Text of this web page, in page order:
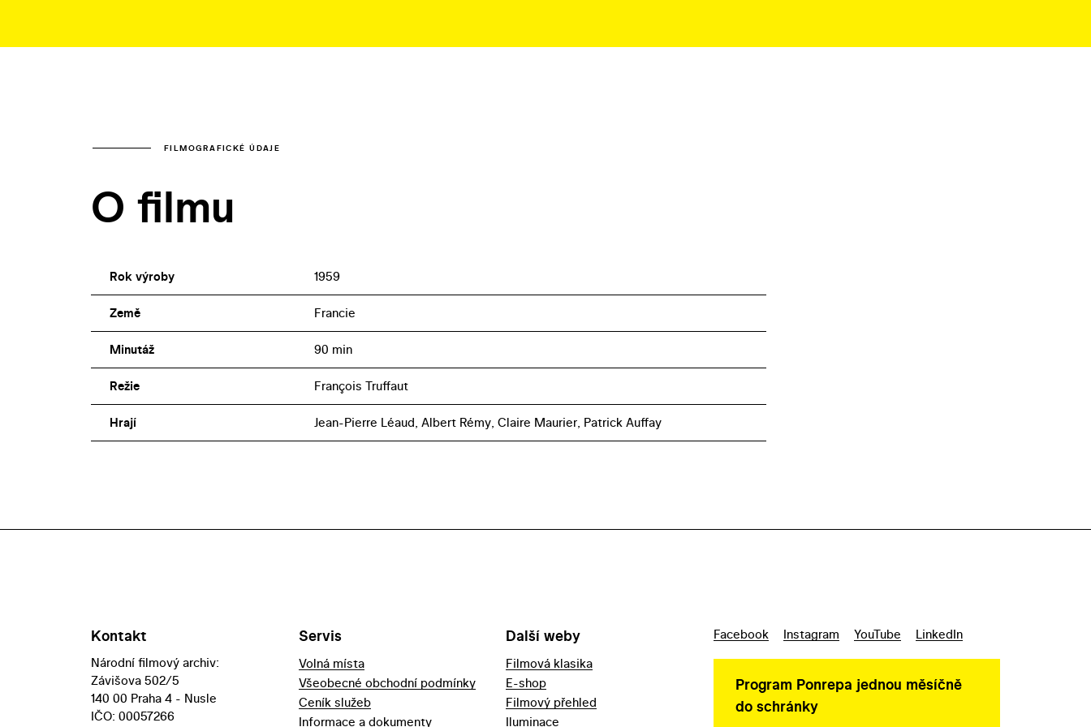
FILMOGRAFICKÉ ÚDAJE
O filmu
Rok výroby 1959
Země Francie
Minutáž 90 min
Režie François Truffaut
Hrají Jean-Pierre Léaud, Albert Rémy, Claire Maurier, Patrick Auffay
Kontakt
Národní filmový archiv:
Závišova 502/5
140 00 Praha 4 - Nusle
IČO: 00057266
Servis
Volná místa
Všeobecné obchodní podmínky
Ceník služeb
Informace a dokumenty
Další weby
Filmová klasika
E-shop
Filmový přehled
Iluminace
Facebook Instagram YouTube LinkedIn
Program Ponrepa jednou měsíčně
do schránky